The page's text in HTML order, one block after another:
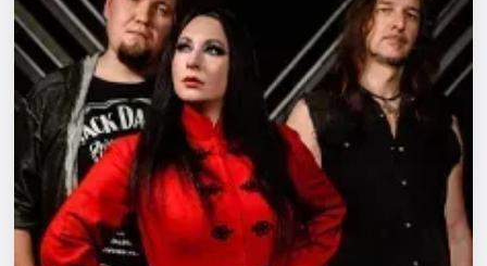
Квесты
Экскурсии
Спорт
События
Города